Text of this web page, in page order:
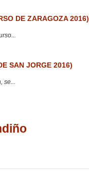
DE ZARAGOZA 2016)
SAN JORGE 2016)
se...